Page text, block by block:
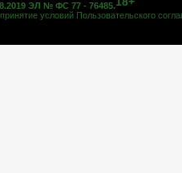
ЭЛ № ФС 77 - 76485.
условий Пользовательского